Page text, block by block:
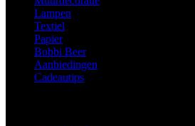
Lampen
Textiel
Papier
Bobbi Beer
Aanbiedingen
Cadeautips